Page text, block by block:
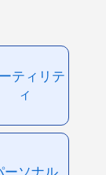
ティリテ
ィ